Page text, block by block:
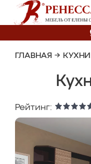
ГЛАВНАЯ → КУХНИ
Рейтинг: